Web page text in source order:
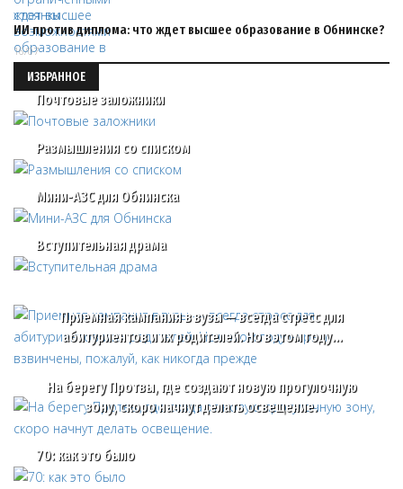
ИИ против диплома: что ждет высшее образование в Обнинске?
16/07
ИЗБРАННОЕ
Почтовые заложники
Размышления со списком
Мини-АЗС для Обнинска
Вступительная драма
Приемная кампания в вузы — всегда стресс для
абитуриентов и их родителей. Но в этом году…
На берегу Протвы, где создают новую прогулочную
зону, скоро начнут делать освещение.
70: как это было